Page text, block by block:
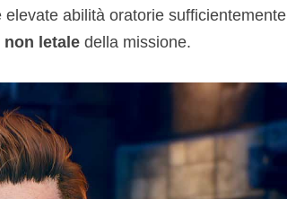
abilità oratorie sufficientemente
letaledella missione.